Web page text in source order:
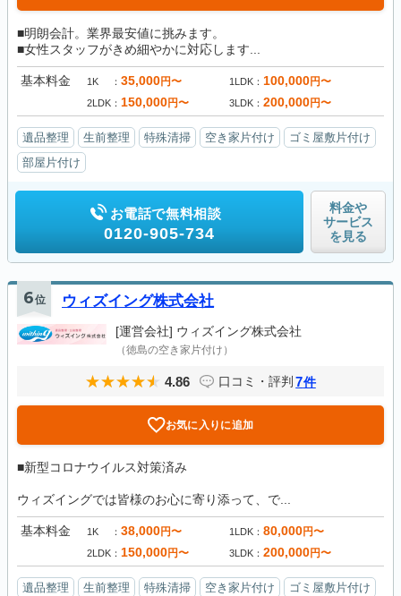
■明朗会計。業界最安値に挑みます。
■女性スタッフがきめ細やかに対応します...
基本料金 1K 35,000円〜 1LDK 100,000円〜
2LDK 150,000円〜 3LDK 200,000円〜
遺品整理 生前整理 特殊清掃 空き家片付け
ゴミ屋敷片付け
部屋片付け
お電話で無料相談
0120-905-734
料金や
サービス
を見る
6位 ウィズイング株式会社
[運営会社] ウィズイング株式会社
（徳島の空き家片付け）
4.86 口コミ・評判 7件
お気に入りに追加
■新型コロナウイルス対策済み
ウィズイングでは皆様のお心に寄り添って、で...
基本料金 1K 38,000円〜 1LDK 80,000円〜
2LDK 150,000円〜 3LDK 200,000円〜
遺品整理 生前整理 特殊清掃 空き家片付け
ゴミ屋敷片付け